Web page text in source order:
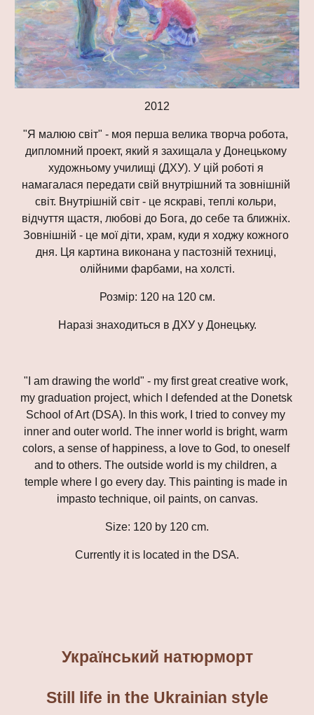
2012
"Я малюю світ" - моя перша велика творча робота,
дипломний проект, який я захищала у Донецькому
художньому училищі (ДХУ). У цій роботі я
намагалася передати свій внутрішний та зовнішній
світ. Внутрішній світ - це яскраві, теплі кольри,
відчуття щастя, любові до Бога, до себе та ближніх.
Зовнішній - це мої діти, храм, куди я ходжу кожного
дня. Ця картина виконана у пастозній техниці,
олійними фарбами, на холсті.
Розмір: 120 на 120 см.
Наразі знаходиться в ДХУ у Донецьку.
"I am drawing the world" - my first great creative work,
my graduation project, which I defended at the Donetsk
School of Art (DSA). In this work, I tried to convey my
inner and outer world. The inner world is bright, warm
colors, a sense of happiness, a love to God, to oneself
and to others. The outside world is my children, a
impasto technique, oil paints, on canvas.
Size: 120 by 120 cm.
Currently it is located in the DSA.
Український натюрморт
Still life in the Ukrainian style